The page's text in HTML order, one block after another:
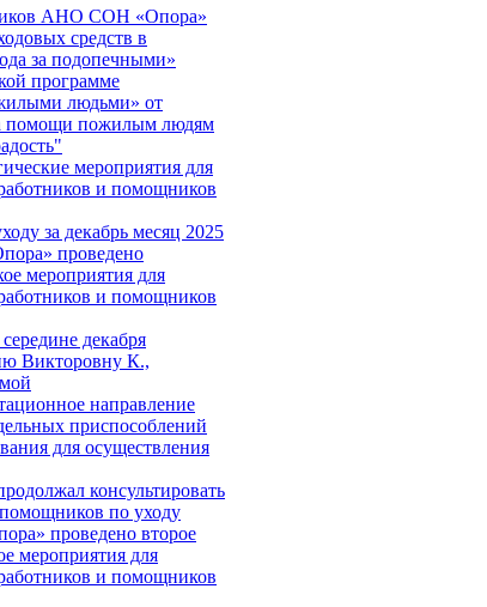
АНО СОН «Опора»
средств в
за подопечными»
программе
людьми» от
помощи пожилым людям
мероприятия для
и помощников
за декабрь месяц 2025
проведено
мероприятия для
и помощников
декабря
Викторовну К.,
направление
приспособлений
для осуществления
консультировать
по уходу
проведено второе
мероприятия для
и помощников